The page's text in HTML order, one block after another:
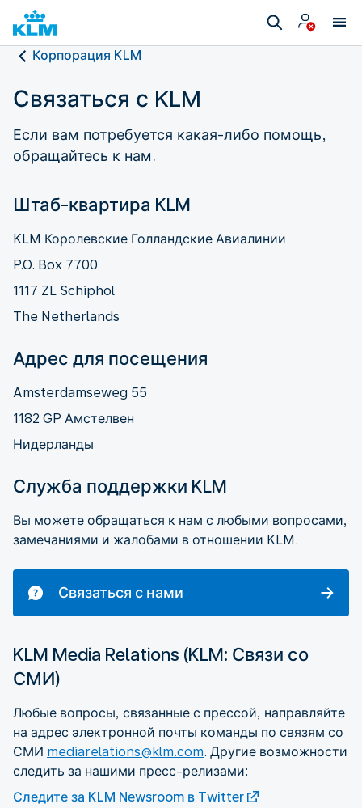
Корпорация KLM
Связаться с KLM
Если вам потребуется какая-либо помощь,
обращайтесь к нам.
Штаб-квартира KLM
KLM Королевские Голландские Авиалинии
P.O. Box 7700
1117 ZL Schiphol
The Netherlands
Адрес для посещения
Amsterdamseweg 55
1182 GP Амстелвен
Нидерланды
Служба поддержки KLM
Вы можете обращаться к нам с любыми вопросами,
замечаниями и жалобами в отношении KLM.
Связаться с нами
KLM Media Relations (KLM: Связи со
СМИ)
Любые вопросы, связанные с прессой, направляйте
на адрес электронной почты команды по связям со
СМИ mediarelations@klm.com. Другие возможности
следить за нашими пресс-релизами:
Следите за KLM Newsroom в Twitter